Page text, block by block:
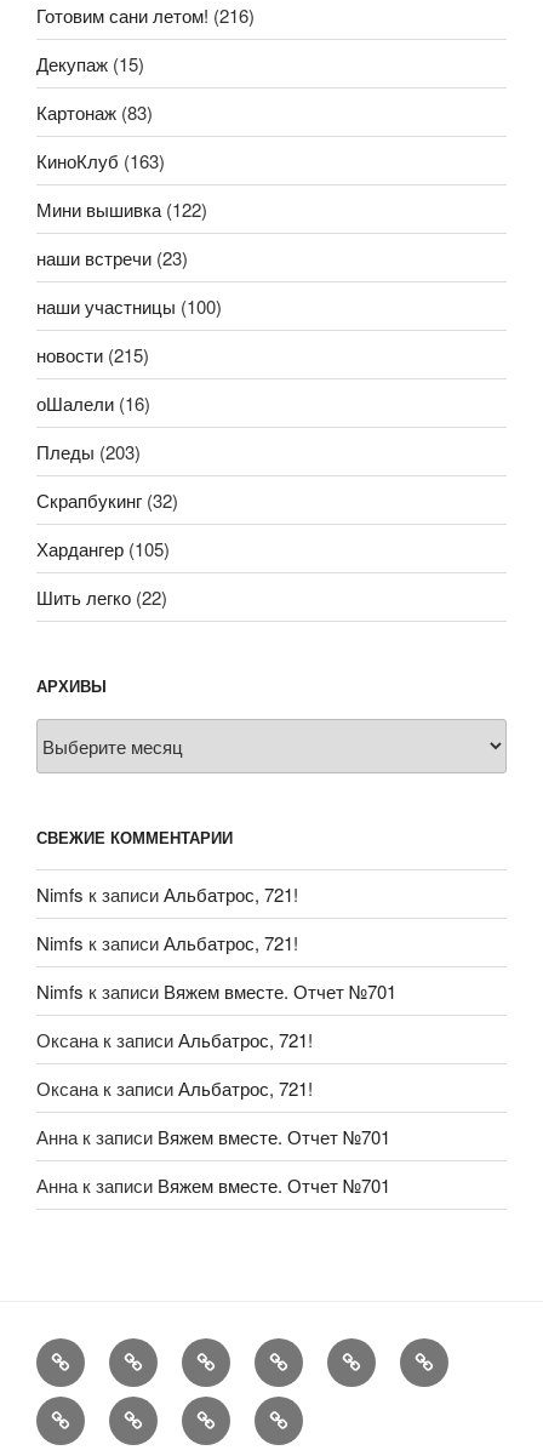
Готовим сани летом! (216)
Декупаж (15)
Картонаж (83)
КиноКлуб (163)
Мини вышивка (122)
наши встречи (23)
наши участницы (100)
новости (215)
оШалели (16)
Пледы (203)
Скрапбукинг (32)
Хардангер (105)
Шить легко (22)
АРХИВЫ
СВЕЖИЕ КОММЕНТАРИИ
Nimfs к записиАльбатрос, 721!
Nimfs к записиАльбатрос, 721!
Nimfs к записи Вяжем вместе. Отчет №701
Оксана к записиАльбатрос, 721!
Оксана к записиАльбатрос, 721!
Анна к записи Вяжем вместе. Отчет №701
Анна к записи Вяжем вместе. Отчет №701
FAQ Рукоделие
А
еще
Мы КонкурсыОбменник
ХвастаемсяСтатьи Aukara
Shop
User
Profile